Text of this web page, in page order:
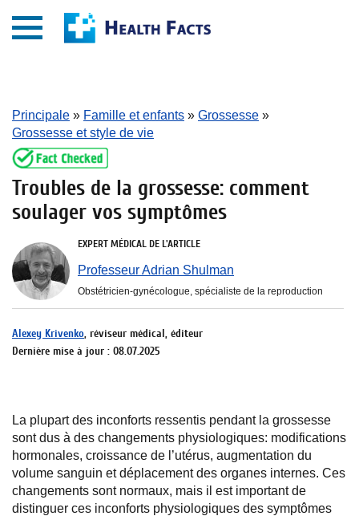
Principale » Famille et enfants » Grossesse »
Grossesse et style de vie
Troubles de la grossesse: comment
soulager vos symptômes
EXPERT MÉDICAL DE L'ARTICLE
Professeur Adrian Shulman
Obstétricien-gynécologue, spécialiste de la reproduction
Alexey Krivenko, réviseur médical, éditeur
Dernière mise à jour : 08.07.2025
La plupart des inconforts ressentis pendant la grossesse
sont dus à des changements physiologiques: modifications
hormonales, croissance de l’utérus, augmentation du
volume sanguin et déplacement des organes internes. Ces
changements sont normaux, mais il est important de
distinguer ces inconforts physiologiques des symptômes